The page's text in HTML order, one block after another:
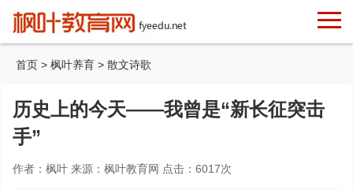
首页 > 枫叶养育 > 散文诗歌
历史上的今天——我曾是“新长征突击
手”
作者：枫叶 来源：枫叶教育网 点击： 6017次